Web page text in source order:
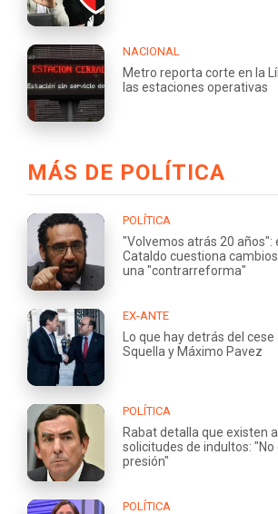
NACIONAL
Metro reporta corte en la
las estaciones operativas
MÁS DE POLÍTICA
POLÍTICA
"Volvemos atrás 20 años":
Cataldo cuestiona
una "contrarreforma"
EX-ANTE
Lo que hay detrás del
Squella y Máximo Pavez
POLÍTICA
Rabat detalla que existen
solicitudes de indultos: "No
presión"
POLÍTICA